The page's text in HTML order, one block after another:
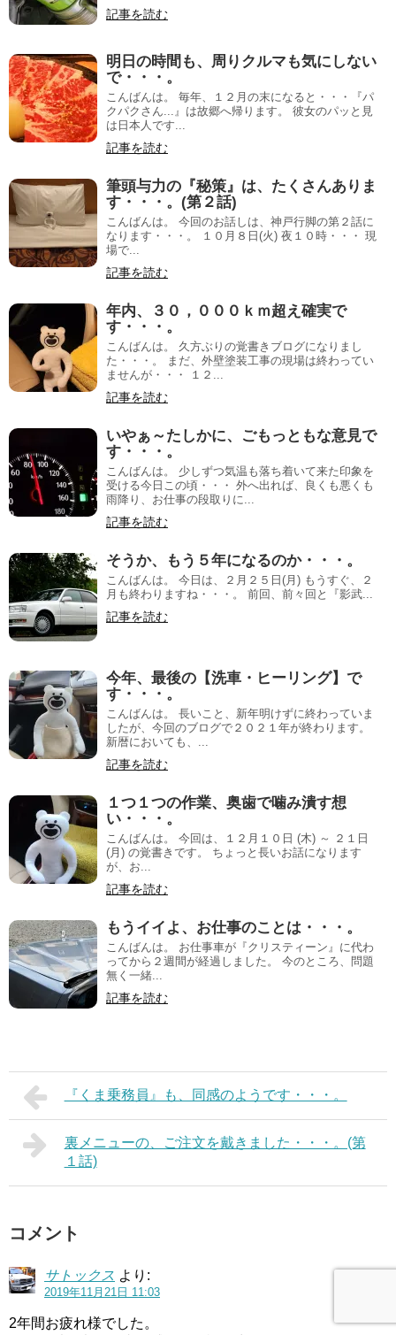
記事を読む
明日の時間も、周りクルマも気にしない
で・・・。
こんばんは。 毎年、１２月の末になると・・・『パ
クパクさん...』は故郷へ帰ります。 彼女のパッと見
は日本人です...
記事を読む
筆頭与力の『秘策』は、たくさんありま
す・・・。(第２話)
こんばんは。 今回のお話しは、神戸行脚の第２話に
なります・・・。 １０月８日(火) 夜１０時・・・ 現
場で...
記事を読む
年内、３０，０００ｋｍ超え確実で
す・・・。
こんばんは。 久方ぶりの覚書きブログになりまし
た・・・。 まだ、外壁塗装工事の現場は終わってい
ませんが・・・ １２...
記事を読む
いやぁ～たしかに、ごもっともな意見で
す・・・。
こんばんは。 少しずつ気温も落ち着いて来た印象を
受ける今日この頃・・・ 外へ出れば、良くも悪くも
雨降り、お仕事の段取りに...
記事を読む
そうか、もう５年になるのか・・・。
こんばんは。 今日は、２月２５日(月) もうすぐ、２
月も終わりますね・・・。 前回、前々回と『影武...
記事を読む
今年、最後の【洗車・ヒーリング】で
す・・・。
こんばんは。 長いこと、新年明けずに終わっていま
したが、今回のブログで２０２１年が終わります。
新暦においても、...
記事を読む
１つ１つの作業、奥歯で噛み潰す想
い・・・。
こんばんは。 今回は、１２月１０日 (木) ～ ２１日
(月) の覚書きです。 ちょっと長いお話になります
が、お...
記事を読む
もうイイよ、お仕事のことは・・・。
こんばんは。 お仕事車が『クリスティーン』に代わ
ってから２週間が経過しました。 今のところ、問題
無く一緒...
記事を読む
『くま乗務員』も、同感のようです・・・。
裏メニューの、ご注文を戴きました・・・。(第
１話)
コメント
サトックス より:
2019年11月21日 11:03
2年間お疲れ様でした。